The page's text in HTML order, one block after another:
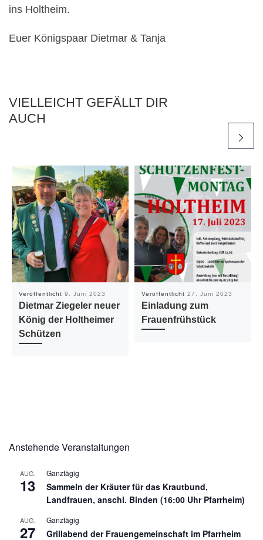
ins Holtheim.
Euer Königspaar Dietmar & Tanja
VIELLEICHT GEFÄLLT DIR
AUCH
Veröffentlicht 9. Juni 2023
Dietmar Ziegeler neuer
König der Holtheimer
Schützen
Veröffentlicht 27. Juni 2023
Einladung zum
Frauenfrühstück
Anstehende Veranstaltungen
AUG.
13
Ganztägig
Sammeln der Kräuter für das Krautbund,
Landfrauen, anschl. Binden (16:00 Uhr Pfarrheim)
AUG.
27
Ganztägig
Grillabend der Frauengemeinschaft im Pfarrheim